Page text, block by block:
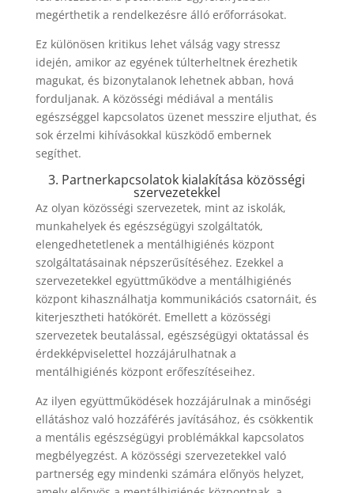
megérthetik a rendelkezésre álló erőforrásokat.
Ez különösen kritikus lehet válság vagy stressz
idején, amikor az egyének túlterheltnek érezhetik
magukat, és bizonytalanok lehetnek abban, hová
forduljanak. A közösségi médiával a mentális
egészséggel kapcsolatos üzenet messzire eljuthat, és
sok érzelmi kihívásokkal küszködő embernek
segíthet.
3. Partnerkapcsolatok kialakítása közösségi
szervezetekkel
Az olyan közösségi szervezetek, mint az iskolák,
munkahelyek és egészségügyi szolgáltatók,
elengedhetetlenek a mentálhigiénés központ
szolgáltatásainak népszerűsítéséhez. Ezekkel a
szervezetekkel együttműködve a mentálhigiénés
központ kihasználhatja kommunikációs csatornáit, és
kiterjesztheti hatókörét. Emellett a közösségi
szervezetek beutalással, egészségügyi oktatással és
érdekképviselettel hozzájárulhatnak a
mentálhigiénés központ erőfeszítéseihez.
Az ilyen együttműködések hozzájárulnak a minőségi
ellátáshoz való hozzáférés javításához, és csökkentik
a mentális egészségügyi problémákkal kapcsolatos
megbélyegzést. A közösségi szervezetekkel való
partnerség egy mindenki számára előnyös helyzet,